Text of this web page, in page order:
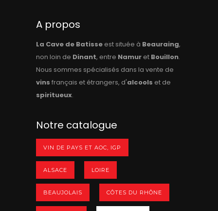
A propos
La Cave de Batisse est située à Beauraing,
non loin de Dinant, entre Namur et Bouillon.
Nous sommes spécialisés dans la vente de
vins français et étrangers, d'alcools et de
spiritueux.
Notre catalogue
VIN DE PAYS ET AOC, IGP
ALSACE LOIRE
BEAUJOLAIS CÔTES DU RHÔNE